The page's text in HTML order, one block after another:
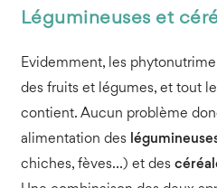
Légumineuses et
Evidemment, les
des fruits et légumes, et tout
contient. Aucun problème
alimentation des
chiches, fèves…) et des